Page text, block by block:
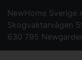
NewHome Sverige
Skogvaktarvägen
630 795